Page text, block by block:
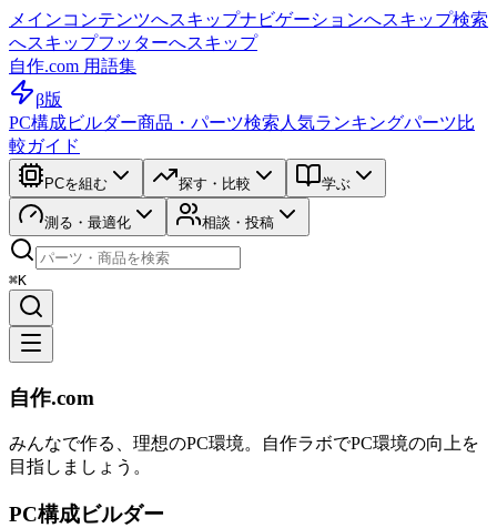
メインコンテンツへスキップナビゲーションへスキップ検索
へスキップフッターへスキップ
自作.com 用語集
β版
PC構成ビルダー商品・パーツ検索 人気ランキングパーツ比
較ガイド
PCを組む 探す・比較 学ぶ
測る・最適化 相談・投稿
⌘K
自作.com
みんなで作る、理想のPC環境。 自作ラボでPC環境の向上を
目指しましょう。
PC構成ビルダー